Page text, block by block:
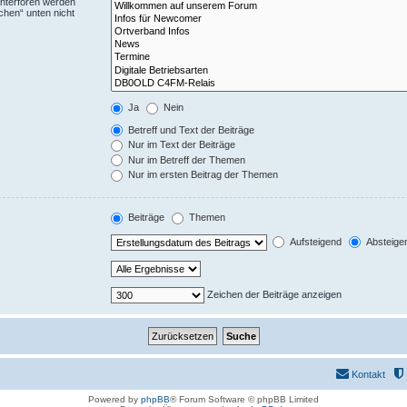
unten nicht
Ja Nein
Betreff und Text der Beiträge
Nur im Text der Beiträge
Nur im Betreff der Themen
Nur im ersten Beitrag der Themen
Beiträge Themen
Aufsteigend
Zeichen der Beiträge anzeigen
Kontakt
Powered by phpBB® Forum Software © phpBB Limited